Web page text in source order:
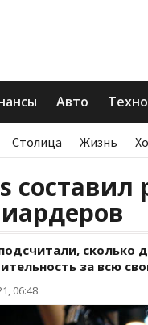
Авто Техно
Столица Жизнь
сколько
за всю
06:48